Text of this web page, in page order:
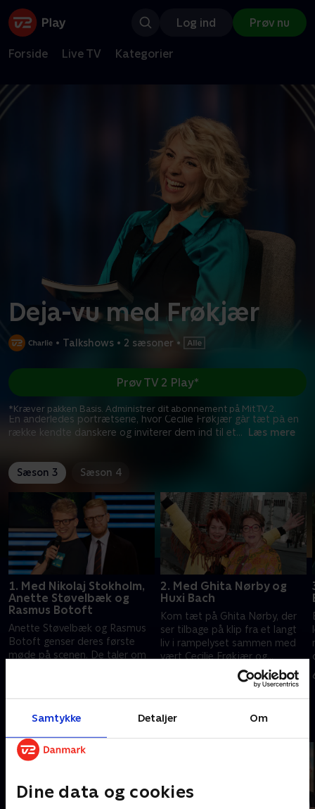
Samtykke Detaljer Om
Dine data og cookies
Log ind Prøv nu
Forside Live TV Kategorier
Deja-vu med Frøkjær
• Talkshows • 2 sæsoner •
En anderledes portrætserie, hvor Cecilie Frøkjær går tæt på en
række kendte danskere og inviterer dem ind til et... Læs mere
Prøv TV 2 Play*
*Kræver pakken Basis. Administrer dit abonnement på Mit TV 2.
Sæson 3 Sæson 4
1. Med Nikolaj Stokholm,
Anette Støvelbæk og
Rasmus Botoft
Anette Støvelbæk og Rasmus
Botoft genser deres første
møde på scenen. De taler om
2. Med Ghita Nørby og
Huxi Bach
Kom tæt på Ghita Nørby, der
ser tilbage på klip fra et langt
liv i rampelyset sammen med
vært Cecilie Frøkjær og
fortæller om både ensomhed
og svære ægteskaber.
30. januar 2023 • 60 min
Andre så også